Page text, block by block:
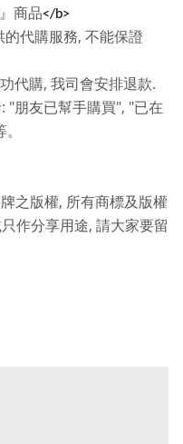
商品</b>
的代購服務, 不能保證
代購, 我司會安排退款.
: "朋友已幫手購買", "已在
之版權, 所有商標及版權
作分享用途, 請大家要留